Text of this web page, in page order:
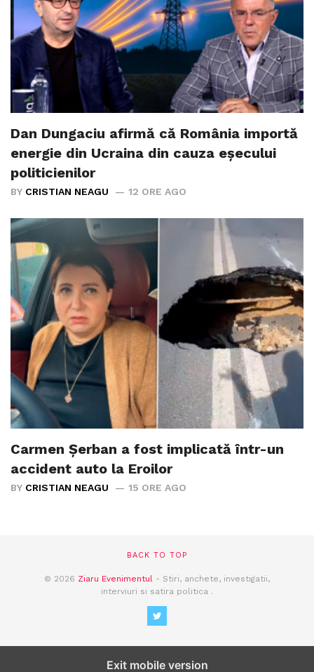
Dan Dungaciu afirmă că România importă
energie din Ucraina din cauza eșecului
politicienilor
BY CRISTIAN NEAGU 12 ORE AGO
Carmen Șerban a fost implicată într-un
accident auto la Eroilor
BY CRISTIAN NEAGU 15 ORE AGO
BACK TO TOP
© 2026 Ziaru Evenimentul - Stiri, anchete, investigatii,
interviuri si satira politica .
Exit mobile version